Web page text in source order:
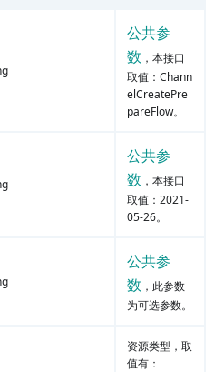
公共参
数 ，本接口
取值：Chann
elCreatePre
pareFlow。
公共参
数 ，本接口
取值：2021-
05-26。
公共参
数 ，此参数
为可选参数。
资源类型，取
值有：